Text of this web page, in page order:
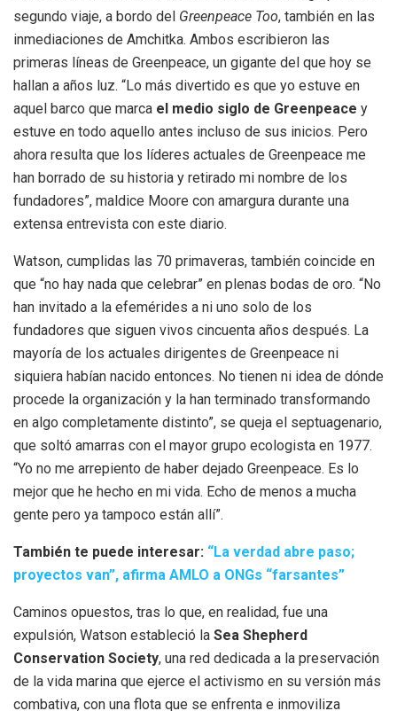
segundo viaje, a bordo del Greenpeace Too, también en las
inmediaciones de Amchitka. Ambos escribieron las
primeras líneas de Greenpeace, un gigante del que hoy se
hallan a años luz. “Lo más divertido es que yo estuve en
aquel barco que marca el medio siglo de Greenpeace y
estuve en todo aquello antes incluso de sus inicios. Pero
ahora resulta que los líderes actuales de Greenpeace me
han borrado de su historia y retirado mi nombre de los
fundadores”, maldice Moore con amargura durante una
extensa entrevista con este diario.
Watson, cumplidas las 70 primaveras, también coincide en
que “no hay nada que celebrar” en plenas bodas de oro. “No
han invitado a la efemérides a ni uno solo de los
fundadores que siguen vivos cincuenta años después. La
mayoría de los actuales dirigentes de Greenpeace ni
siquiera habían nacido entonces. No tienen ni idea de dónde
procede la organización y la han terminado transformando
en algo completamente distinto”, se queja el septuagenario,
que soltó amarras con el mayor grupo ecologista en 1977.
“Yo no me arrepiento de haber dejado Greenpeace. Es lo
mejor que he hecho en mi vida. Echo de menos a mucha
gente pero ya tampoco están allí”.
También te puede interesar: “La verdad abre paso;
proyectos van”, afirma AMLO a ONGs “farsantes”
Caminos opuestos, tras lo que, en realidad, fue una
expulsión, Watson estableció la Sea Shepherd
Conservation Society, una red dedicada a la preservación
de la vida marina que ejerce el activismo en su versión más
combativa, con una flota que se enfrenta e inmoviliza